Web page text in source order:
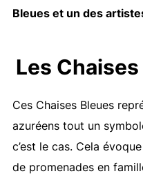
Bleues et un des
Les
Ces Chaises Bleues
azuréens tout un
c’est le cas. Cela
de promenades en